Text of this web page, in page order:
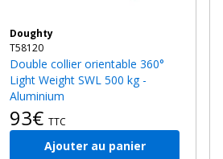
Doughty
T58120
Double collier orientable 360°
Light Weight SWL 500 kg -
Aluminium
93€ TTC
Ajouter au panier